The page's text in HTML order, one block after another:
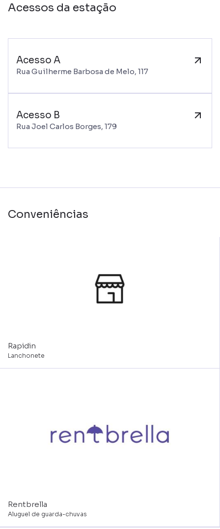
Acessos da estação
Acesso A
Rua Guilherme Barbosa de Melo, 117
Acesso B
Rua Joel Carlos Borges, 179
Conveniências
Rapidin
Lanchonete
Rentbrella
Aluguel de guarda-chuvas